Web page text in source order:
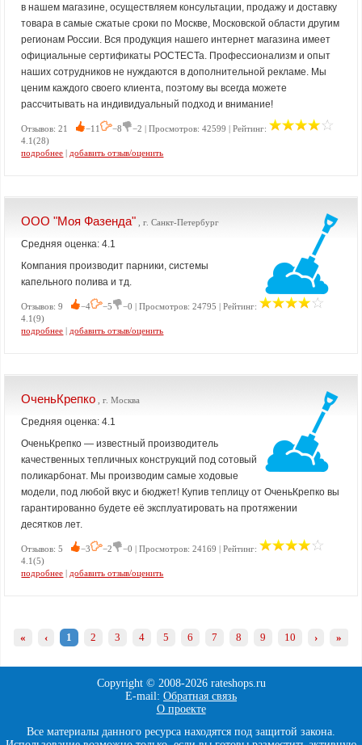
в нашем магазине, осуществляем консультации, продажу и доставку
товара в самые сжатые сроки по Москве, Московской области другим
регионам России. Вся продукция нашего интернет магазина имеет
официальные сертификаты РОСТЕСТа. Профессионализм и опыт
наших сотрудников не нуждаются в дополнительной рекламе. Мы
ценим каждого своего клиента, поэтому вы всегда можете
рассчитывать на индивидуальный подход и внимание!
Отзывов: 21 −11 −8
−2 | Просмотров: 42599 | Рейтинг:
4.1(28)
подробнее | добавить отзыв/оценить
ООО "Моя Фазенда" , г. Санкт-Петербург
Средняя оценка: 4.1
Компания производит парники, системы
капельного полива и тд.
Отзывов: 9 −4 −5
−0 | Просмотров: 24795 | Рейтинг:
4.1(9)
подробнее | добавить отзыв/оценить
ОченьКрепко , г. Москва
Средняя оценка: 4.1
ОченьКрепко — известный производитель
качественных тепличных конструкций под сотовый
поликарбонат. Мы производим самые ходовые
модели, под любой вкус и бюджет! Купив теплицу от ОченьКрепко вы
гарантированно будете её эксплуатировать на протяжении
десятков лет.
Отзывов: 5 −3 −2
−0 | Просмотров: 24169 | Рейтинг:
4.1(5)
подробнее | добавить отзыв/оценить
« ‹ 1 2 3 4 5 6 7 8 9 10 › »
Copyright © 2008-2026 rateshops.ru
E-mail: Обратная связь
О проекте
Все материалы данного ресурса находятся под защитой закона.